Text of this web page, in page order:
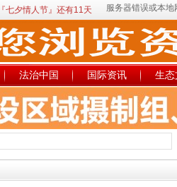
七夕情人节』还有11天
法治中国 国际资讯 生态